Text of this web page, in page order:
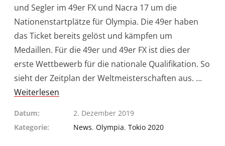
und Segler im 49er FX und Nacra 17 um die
Nationenstartplätze für Olympia. Die 49er haben
das Ticket bereits gelöst und kämpfen um
Medaillen. Für die 49er und 49er FX ist dies der
erste Wettbewerb für die nationale Qualifikation. So
sieht der Zeitplan der Weltmeisterschaften aus. …
Weiterlesen
Datum
2. Dezember 2019
Kategorie
News, Olympia, Tokio 2020